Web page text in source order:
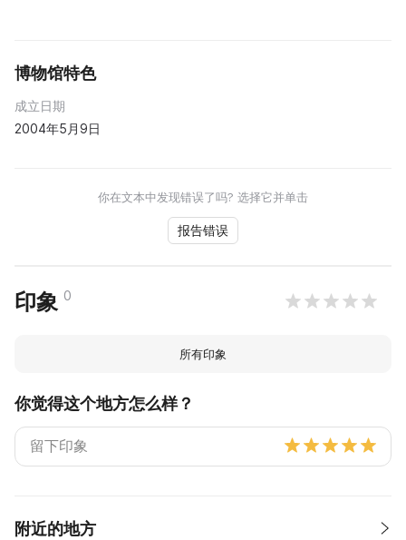
博物馆特色
成立日期
2004年5月9日
你在文本中发现错误了吗? 选择它并单击
报告错误
印象 0
所有印象
你觉得这个地方怎么样？
附近的地方